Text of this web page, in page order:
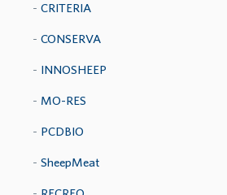
CRITERIA
CONSERVA
INNOSHEEP
MO-RES
PCDBIO
SheepMeat